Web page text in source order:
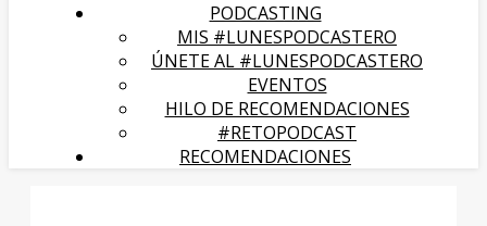
PODCASTING
MIS #LUNESPODCASTERO
ÚNETE AL #LUNESPODCASTERO
EVENTOS
HILO DE RECOMENDACIONES
#RETOPODCAST
RECOMENDACIONES